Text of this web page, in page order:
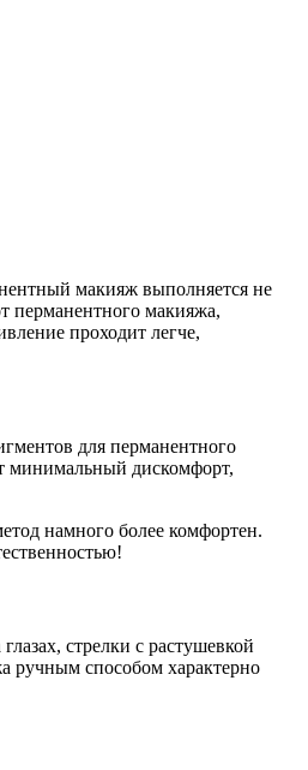
макияж выполняется не
перманентного макияжа,
проходит легче,
для перманентного
минимальный дискомфорт,
намного более комфортен.
стрелки с растушевкой
ручным способом характерно